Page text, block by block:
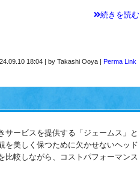
続きを読む
18:04| by Takashi Ooya| Perma Link
サービスを提供する「ジェームス」と
を美しく保つために欠かせないヘッド
比較しながら、コストパフォーマンス